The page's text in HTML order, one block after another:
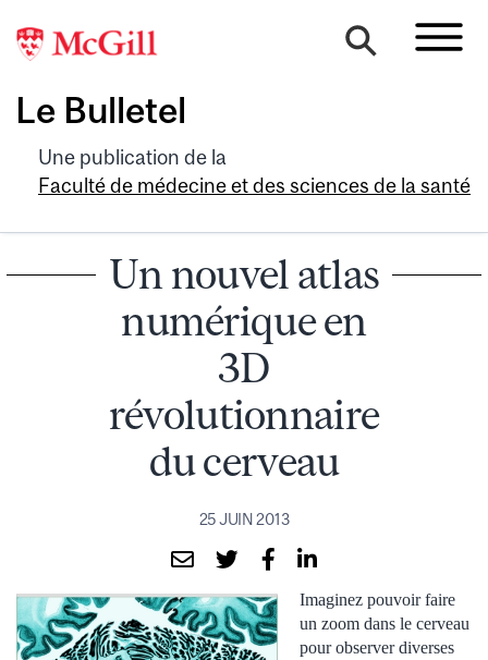
Le Bulletel
Une publication de la
Faculté de médecine et des sciences de la santé
Un nouvel atlas
numérique en
3D
révolutionnaire
du cerveau
25 JUIN 2013
Imaginez pouvoir faire
un zoom dans le cerveau
pour observer diverses